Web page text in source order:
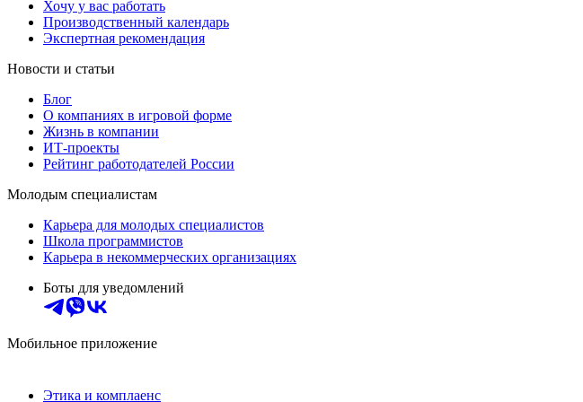
Хочу у вас работать
Производственный календарь
Экспертная рекомендация
Новости и статьи
Блог
О компаниях в игровой форме
Жизнь в компании
ИТ-проекты
Рейтинг работодателей России
Молодым специалистам
Карьера для молодых специалистов
Школа программистов
Карьера в некоммерческих организациях
Боты для уведомлений
Мобильное приложение
Этика и комплаенс